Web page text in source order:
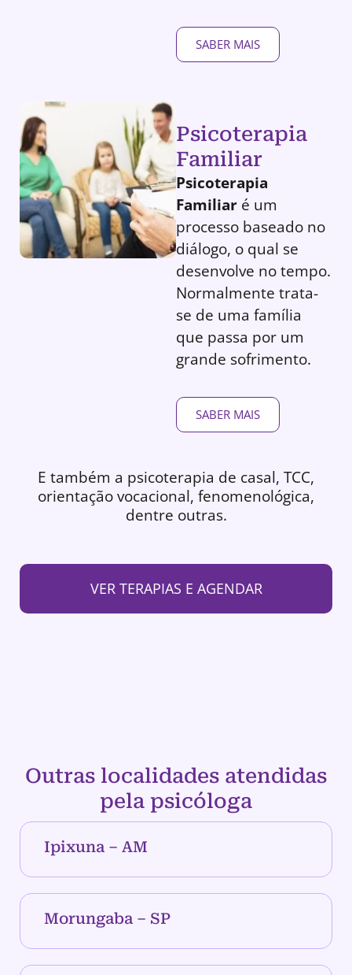
SABER MAIS
Psicoterapia
Familiar
Psicoterapia
Familiar é um
processo baseado no
diálogo, o qual se
desenvolve no tempo.
Normalmente trata-
se de uma família
que passa por um
grande sofrimento.
SABER MAIS
E também a psicoterapia de casal, TCC,
orientação vocacional, fenomenológica,
dentre outras.
VER TERAPIAS E AGENDAR
Outras localidades atendidas
pela psicóloga
Ipixuna – AM
Morungaba – SP